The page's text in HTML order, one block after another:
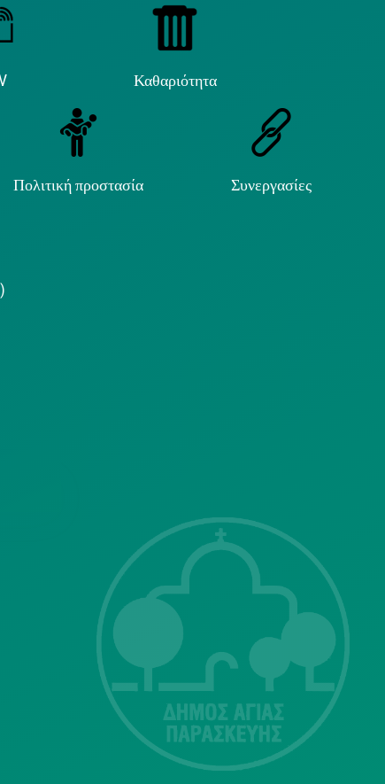
Καθαριότητα
Πολιτική προστασία Συνεργασίες
415-417
Τ.Κ.15343
Αγία Παρασκευή
213 2004500